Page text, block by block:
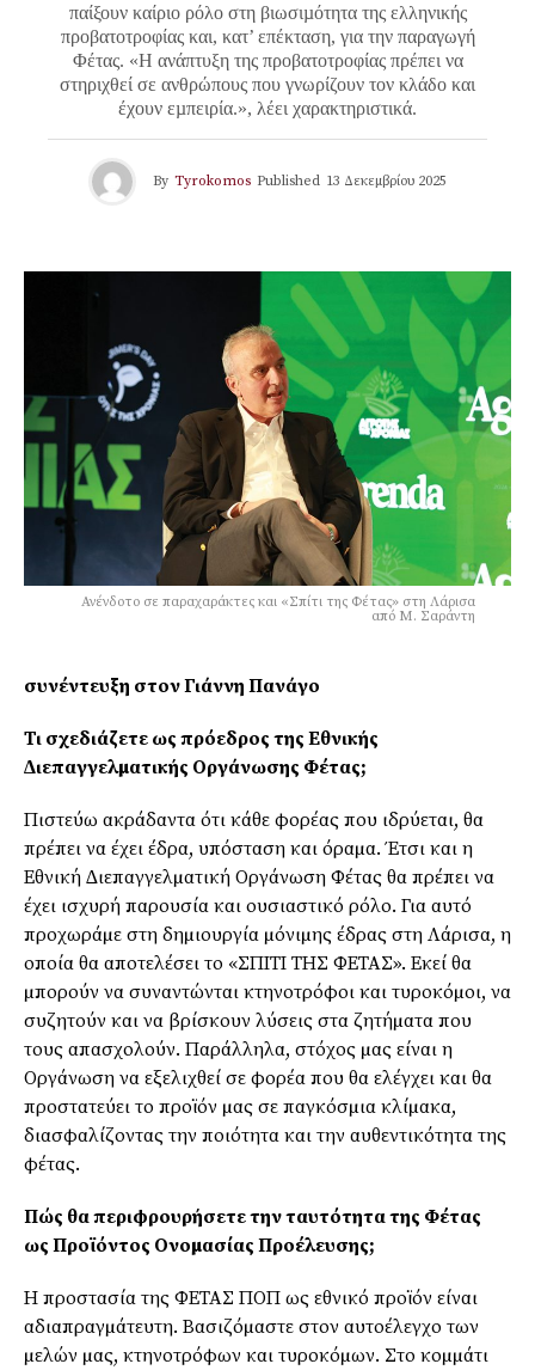
παίξουν καίριο ρόλο στη βιωσιµότητα της ελληνικής
προβατοτροφίας και, κατ’ επέκταση, για την παραγωγή
Φέτας. «H ανάπτυξη της προβατοτροφίας πρέπει να
στηριχθεί σε ανθρώπους που γνωρίζουν τον κλάδο και
έχουν εµπειρία.», λέει χαρακτηριστικά.
By Tyrokomos Published 13 Δεκεμβρίου 2025
Ανένδοτο σε παραχαράκτες και «Σπίτι της Φέτας» στη Λάρισα
από Μ. Σαράντη
συνέντευξη στον Γιάννη Πανάγο
Τι σχεδιάζετε ως πρόεδρος της Εθνικής
∆ιεπαγγελµατικής Οργάνωσης Φέτας;
Πιστεύω ακράδαντα ότι κάθε φορέας που ιδρύεται, θα
πρέπει να έχει έδρα, υπόσταση και όραµα. Έτσι και η
Εθνική ∆ιεπαγγελµατική Οργάνωση Φέτας θα πρέπει να
έχει ισχυρή παρουσία και ουσιαστικό ρόλο. Για αυτό
προχωράµε στη δηµιουργία µόνιµης έδρας στη Λάρισα, η
οποία θα αποτελέσει το «ΣΠΙΤΙ ΤΗΣ ΦΕΤΑΣ». Εκεί θα
µπορούν να συναντώνται κτηνοτρόφοι και τυροκόµοι, να
συζητούν και να βρίσκουν λύσεις στα ζητήµατα που
τους απασχολούν. Παράλληλα, στόχος µας είναι η
Οργάνωση να εξελιχθεί σε φορέα που θα ελέγχει και θα
προστατεύει το προϊόν µας σε παγκόσµια κλίµακα,
διασφαλίζοντας την ποιότητα και την αυθεντικότητα της
φέτας.
Πώς θα περιφρουρήσετε την ταυτότητα της Φέτας
ως Προϊόντος Ονοµασίας Προέλευσης;
Η προστασία της ΦΕΤΑΣ ΠΟΠ ως εθνικό προϊόν είναι
αδιαπραγµάτευτη. Βασιζόµαστε στον αυτοέλεγχο των
µελών µας, κτηνοτρόφων και τυροκόµων. Στο κοµµάτι